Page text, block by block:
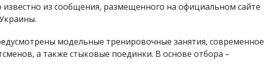
известно из сообщения, размещенного на официальном сайте
модельные тренировочные занятия, современное
а также стыковые поединки. В основе отбора –